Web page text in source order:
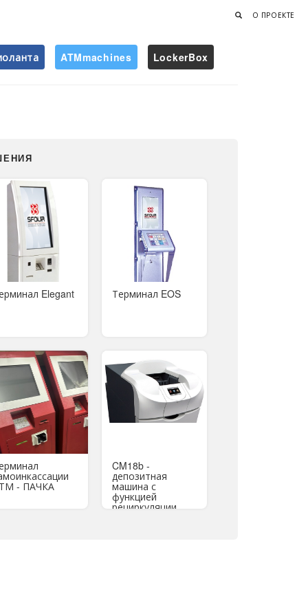
О ПРОЕКТЕ
ATMmachines LockerBox
Elegant Терминал EOS
- ПАЧКА
CM18b -
депозитная
машина с
функцией
рециркуляции